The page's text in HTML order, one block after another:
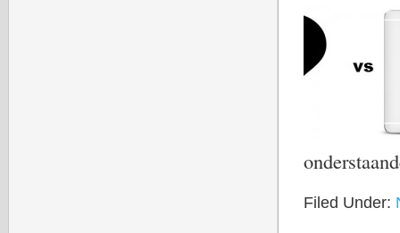
Filed Under: